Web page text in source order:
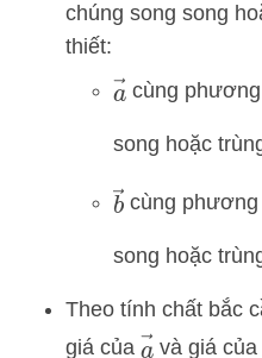
chúng song song
thiết:
a →
cùng
song hoặc
b →
cùng
song hoặc
Theo tính chất bắc
giá của a →
và giá của